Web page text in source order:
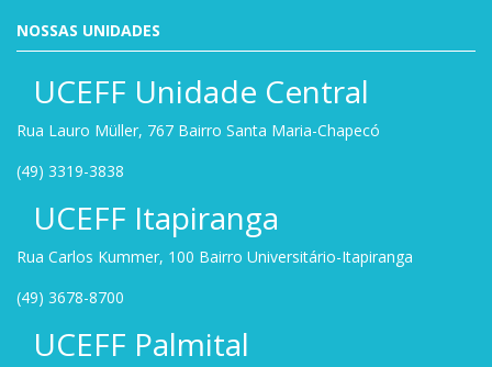
NOSSAS UNIDADES
UCEFF Unidade Central
Rua Lauro Müller, 767 Bairro Santa Maria-Chapecó
(49) 3319-3838
UCEFF Itapiranga
Rua Carlos Kummer, 100 Bairro Universitário-Itapiranga
(49) 3678-8700
UCEFF Palmital